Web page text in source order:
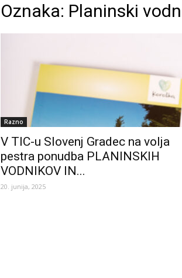
Oznaka: Planinski
Razno
V TIC-u Slovenj Gradec na volja
pestra ponudba PLANINSKIH
VODNIKOV IN...
20. junija, 2025